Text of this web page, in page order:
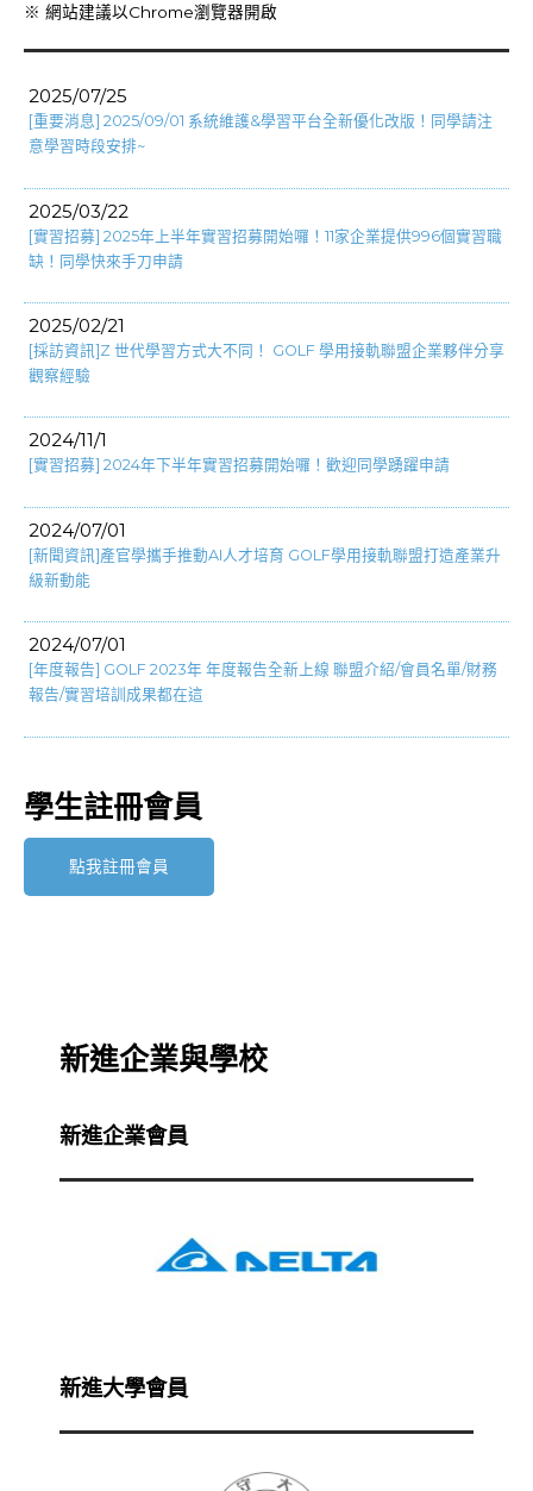
※ 網站建議以Chrome瀏覽器開啟
2025/07/25
[重要消息] 2025/09/01 系統維護&學習平台全新優化改版！同學請注
意學習時段安排~
2025/03/22
[實習招募] 2025年上半年實習招募開始囉！11家企業提供996個實習職
缺！同學快來手刀申請
2025/02/21
[採訪資訊 ] Z 世代學習方式大不同！ GOLF 學用接軌聯盟企業夥伴分享
觀察經驗
2024/11/1
[實習招募] 2024年下半年實習招募開始囉！歡迎同學踴躍申請
2024/07/01
[新聞資訊]產官學攜手推動AI人才培育 GOLF學用接軌聯盟打造產業升
級新動能
2024/07/01
[年度報告] GOLF 2023年 年度報告全新上線 聯盟介紹/會員名單/財務
報告/實習培訓成果都在這
學生註冊會員
點我註冊會員
新進企業與學校
新進企業會員
新進大學會員